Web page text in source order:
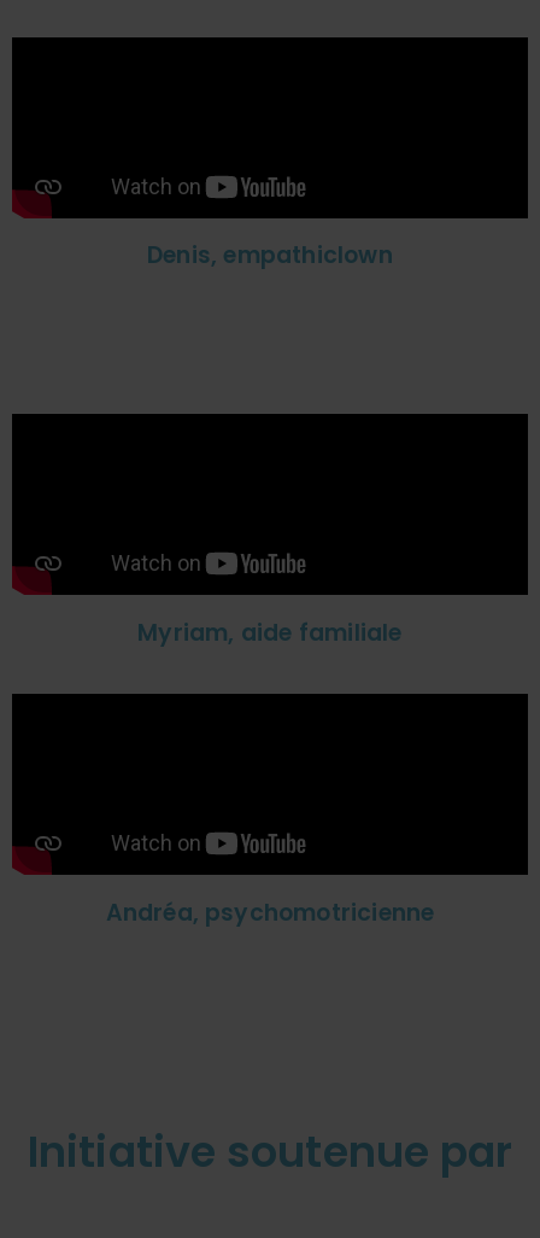
Denis, empathiclown
Myriam, aide familiale
Andréa, psychomotricienne
Initiative soutenue par